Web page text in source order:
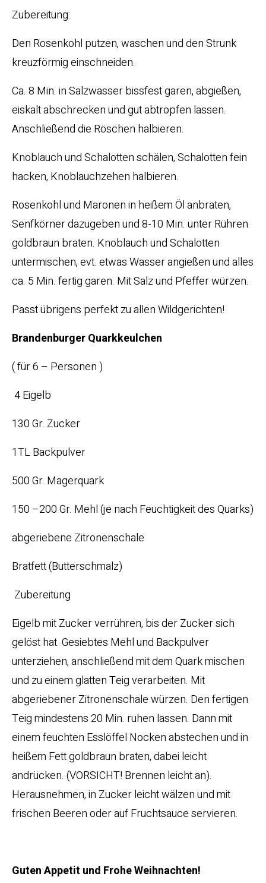
Zubereitung:
Den Rosenkohl putzen, waschen und den Strunk
kreuzförmig einschneiden.
Ca. 8 Min. in Salzwasser bissfest garen, abgießen,
eiskalt abschrecken und gut abtropfen lassen.
Anschließend die Röschen halbieren.
Knoblauch und Schalotten schälen, Schalotten fein
hacken, Knoblauchzehen halbieren.
Rosenkohl und Maronen in heißem Öl anbraten,
Senfkörner dazugeben und 8-10 Min. unter Rühren
goldbraun braten. Knoblauch und Schalotten
untermischen, evt. etwas Wasser angießen und alles
ca. 5 Min. fertig garen. Mit Salz und Pfeffer würzen.
Passt übrigens perfekt zu allen Wildgerichten!
Brandenburger Quarkkeulchen
( für 6 – Personen )
4 Eigelb
130 Gr. Zucker
1TL Backpulver
500 Gr. Magerquark
150 –200 Gr. Mehl (je nach Feuchtigkeit des Quarks)
abgeriebene Zitronenschale
Bratfett (Butterschmalz)
Zubereitung
Eigelb mit Zucker verrühren, bis der Zucker sich
gelöst hat. Gesiebtes Mehl und Backpulver
unterziehen, anschließend mit dem Quark mischen
und zu einem glatten Teig verarbeiten. Mit
abgeriebener Zitronenschale würzen. Den fertigen
Teig mindestens 20 Min. ruhen lassen. Dann mit
einem feuchten Esslöffel Nocken abstechen und in
heißem Fett goldbraun braten, dabei leicht
andrücken. (VORSICHT! Brennen leicht an).
Herausnehmen, in Zucker leicht wälzen und mit
frischen Beeren oder auf Fruchtsauce servieren.
Guten Appetit und Frohe Weihnachten!